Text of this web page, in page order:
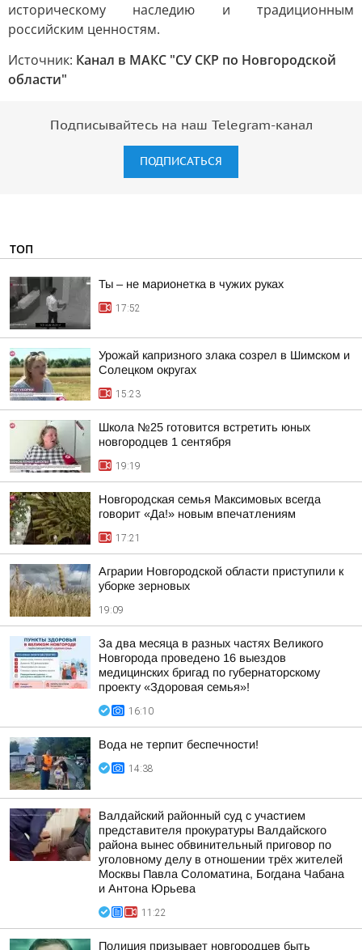
историческому наследию и традиционным
российским ценностям.
Источник: Канал в МАКС "СУ СКР по Новгородской
области"
Подписывайтесь на наш Telegram-канал
ПОДПИСАТЬСЯ
ТОП
Ты – не марионетка в чужих руках
17:52
Урожай капризного злака созрел в Шимском и
Солецком округах
15:23
Школа №25 готовится встретить юных
новгородцев 1 сентября
19:19
Новгородская семья Максимовых всегда
говорит «Да!» новым впечатлениям
17:21
Аграрии Новгородской области приступили к
уборке зерновых
19:09
За два месяца в разных частях Великого
Новгорода проведено 16 выездов
медицинских бригад по губернаторскому
проекту «Здоровая семья»!
16:10
Вода не терпит беспечности!
14:38
Валдайский районный суд с участием
представителя прокуратуры Валдайского
района вынес обвинительный приговор по
уголовному делу в отношении трёх жителей
Москвы Павла Соломатина, Богдана Чабана
и Антона Юрьева
11:22
Полиция призывает новгородцев быть